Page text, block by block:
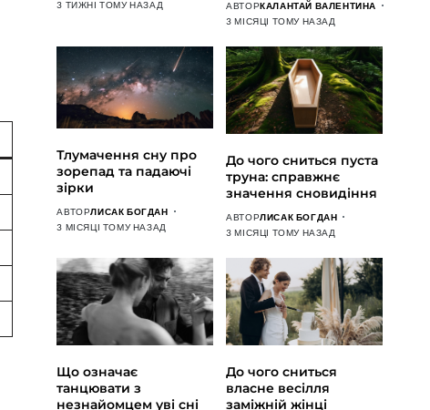
3 ТИЖНІ ТОМУ НАЗАД
АВТОРКАЛАНТАЙ ВАЛЕНТИНА
3 МІСЯЦІ ТОМУ НАЗАД
Тлумачення сну про
зорепад та падаючі
зірки
АВТОРЛИСАК БОГДАН
3 МІСЯЦІ ТОМУ НАЗАД
До чого сниться пуста
труна: справжнє
значення сновидіння
АВТОРЛИСАК БОГДАН
3 МІСЯЦІ ТОМУ НАЗАД
Що означає
танцювати з
незнайомцем уві сні
До чого сниться
власне весілля
заміжній жінці